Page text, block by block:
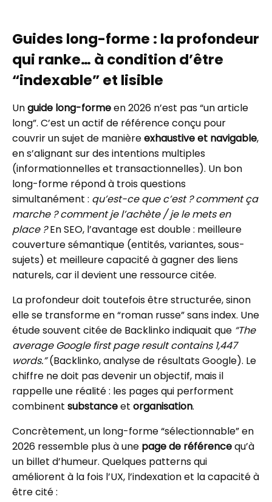
Guides long-forme : la profondeur
qui ranke… à condition d’être
“indexable” et lisible
Unguide long-formeen 2026 n’est pas “un article
long”. C’est un actif de référence conçu pour
couvrir un sujet de manièreexhaustive et navigable,
en s’alignant sur des intentions multiples
(informationnelles et transactionnelles). Un bon
long-forme répond à trois questions
simultanément : qu’est-ce que c’est ? comment ça
marche ? comment je l’achète / je le mets en
place ?En SEO, l’avantage est double : meilleure
couverture sémantique (entités, variantes, sous-
sujets) et meilleure capacité à gagner des liens
naturels, car il devient une ressource citée.
La profondeur doit toutefois être structurée, sinon
elle se transforme en “roman russe” sans index. Une
étude souvent citée de Backlinko indiquait que “The
average Google first page result contains 1,447
words.”(Backlinko, analyse de résultats Google). Le
chiffre ne doit pas devenir un objectif, mais il
rappelle une réalité : les pages qui performent
combinent substanceet organisation.
Concrètement, un long-forme “sélectionnable” en
2026 ressemble plus à une page de référencequ’à
un billet d’humeur. Quelques patterns qui
améliorent à la fois l’UX, l’indexation et la capacité à
être cité :